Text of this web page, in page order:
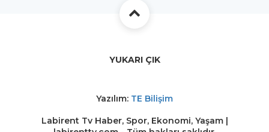
YUKARI ÇIK
Yazılım: TE Bilişim
Labirent Tv Haber, Spor, Ekonomi, Yaşam |